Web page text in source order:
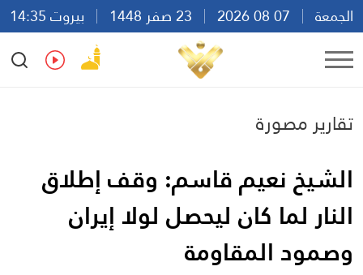
الجمعة
بيروت 14:35
Ar
En Fr Es
تقارير مصورة
الشيخ نعيم قاسم: وقف إطلاق
النار لما كان ليحصل لولا إيران
وصمود المقاومة